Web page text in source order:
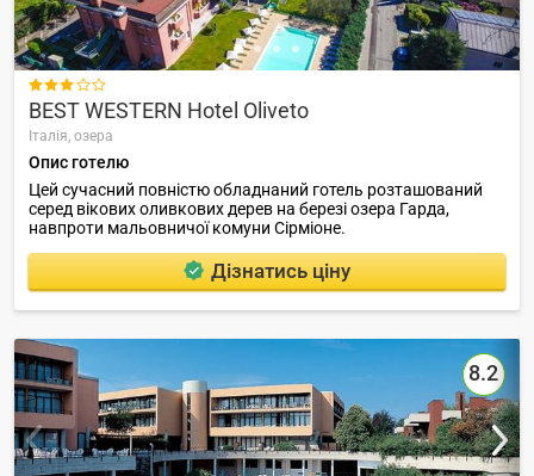

BEST WESTERN Hotel Oliveto
Італія, озера
Опис готелю
Цей сучасний повністю обладнаний готель розташований
серед вікових оливкових дерев на березі озера Гарда,
навпроти мальовничої комуни Сірміоне.
Дізнатись ціну
8.2